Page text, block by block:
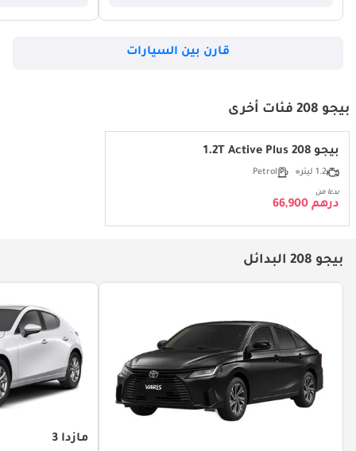
قارن بين السيارات
بيجو 208 فئات أخرى
بيجو 208 1.2T Active Plus
1.2 ليتر Petrol
بدءا من
درهم 66,900
بيجو 208 البدائل
مازدا 3